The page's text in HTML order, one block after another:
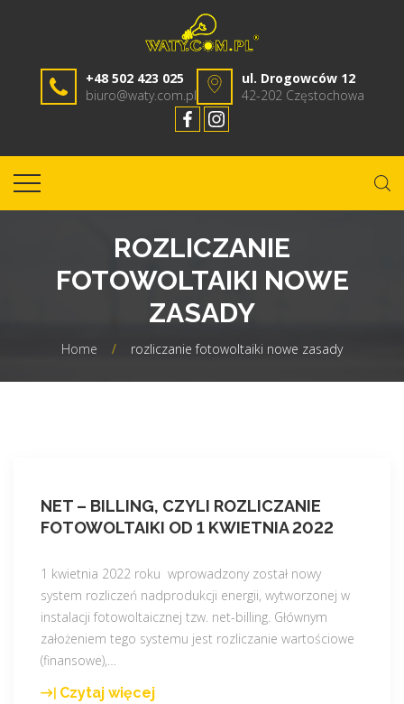
+48 502 423 025
biuro@waty.com.pl
ul. Drogowców 12
42-202 Częstochowa
ROZLICZANIE
FOTOWOLTAIKI NOWE
ZASADY
Home / rozliczanie fotowoltaiki nowe zasady
NET – BILLING, CZYLI ROZLICZANIE
FOTOWOLTAIKI OD 1 KWIETNIA 2022
1 kwietnia 2022 roku wprowadzony został nowy
system rozliczeń nadprodukcji energii, wytworzonej w
instalacji fotowoltaicznej tzw. net-billing. Głównym
założeniem tego systemu jest rozliczanie wartościowe
(finansowe),…
Czytaj więcej